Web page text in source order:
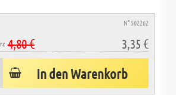
N° 502262
4,80 € 3,35 €
In den Warenkorb